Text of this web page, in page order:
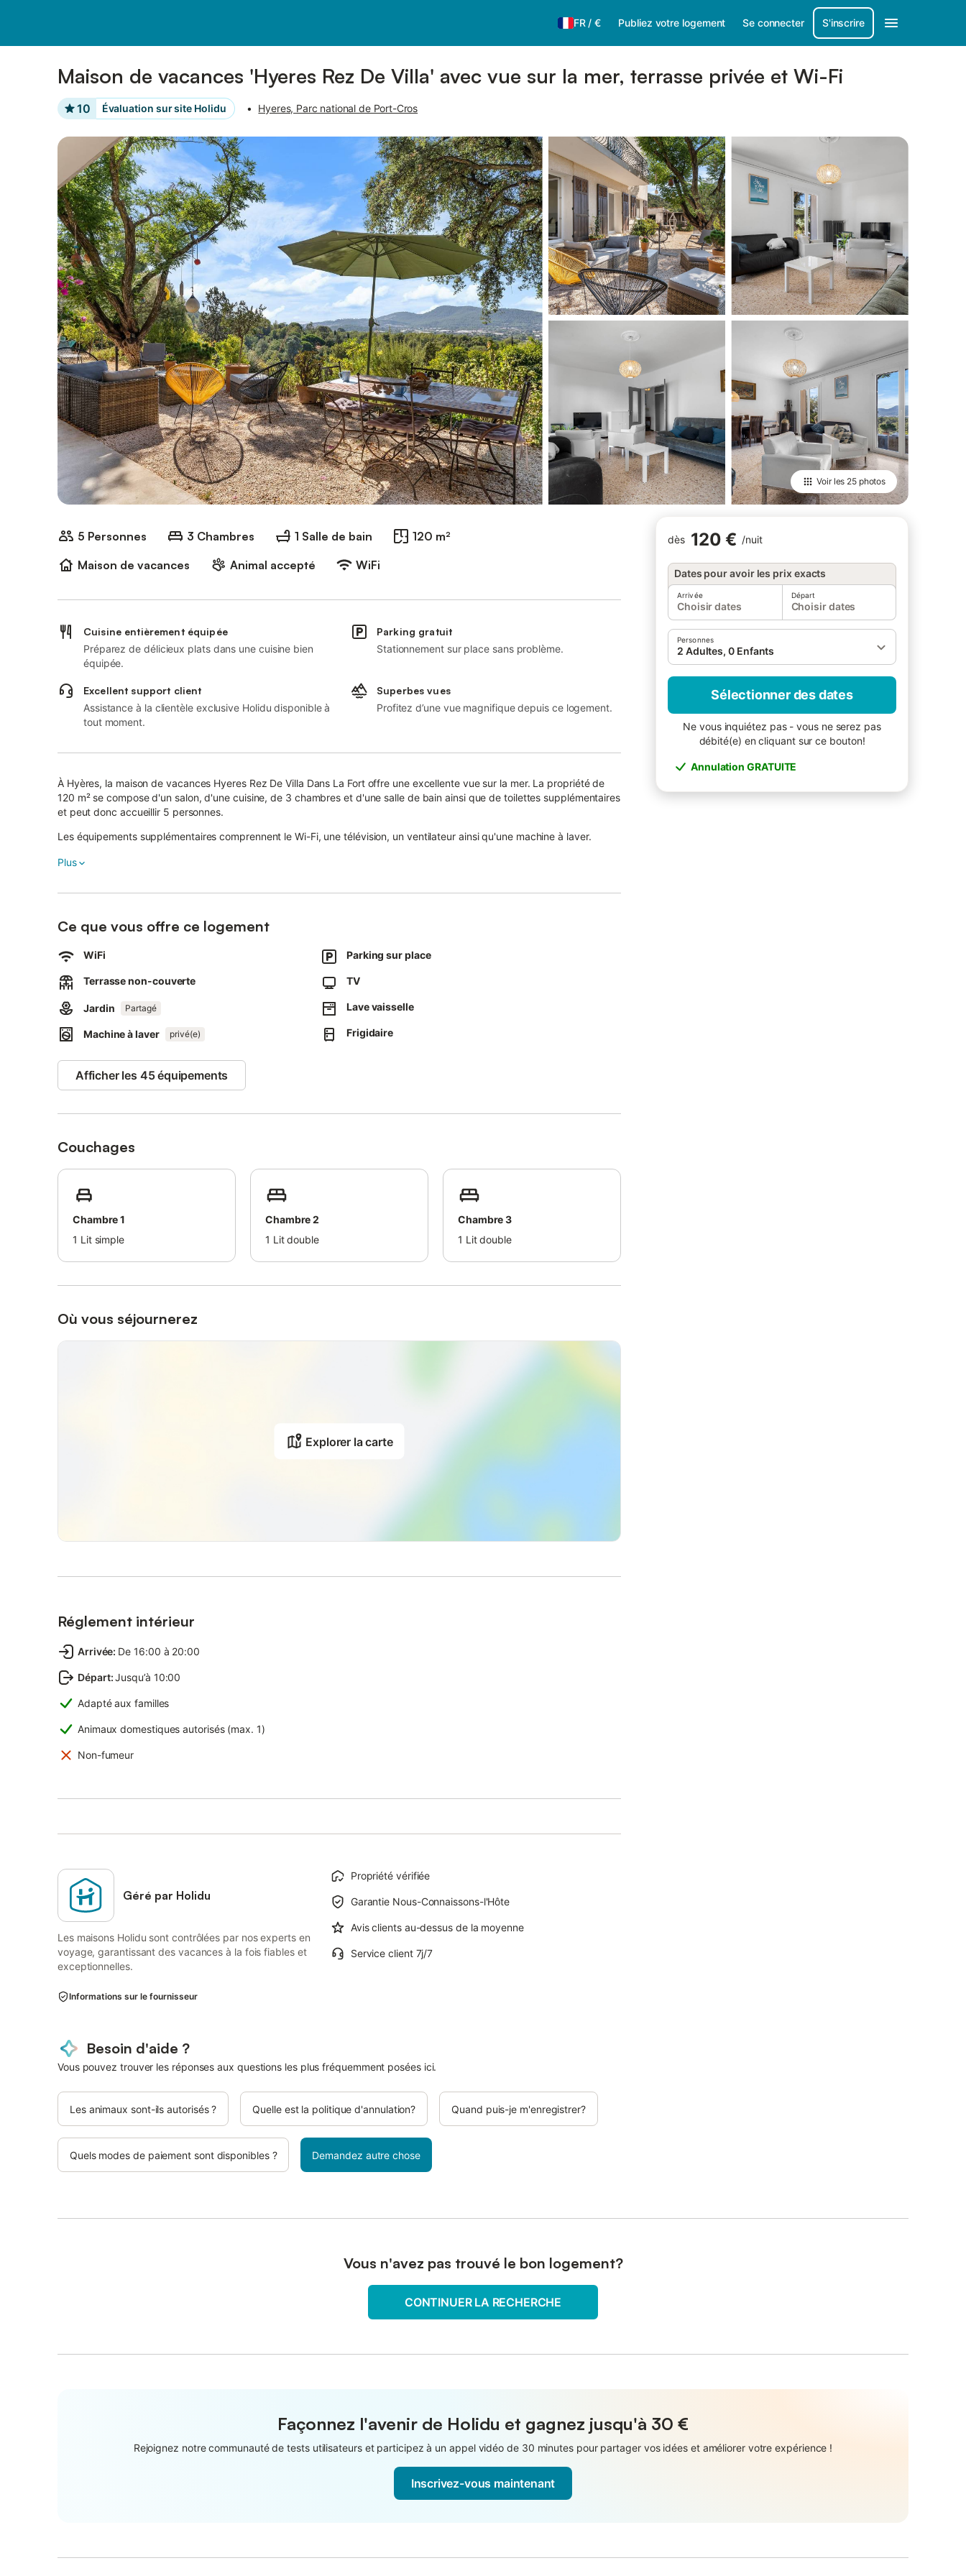
FR/€ Publiez votre logement Se connecter S'inscrire
Maison de vacances 'Hyeres Rez De Villa' avec vue sur la mer, terrasse privée et Wi-Fi
10 Évaluation sur site Holidu • Hyeres, Parc national de Port-Cros
Voir les 25 photos
5 Personnes 3 Chambres 1 Salle de bain
120 m²
Maison de vacances
Animal accepté WiFi
dès 120 € /nuit
Dates pour avoir les prix exacts
Arrivée
Choisir dates
Départ
Choisir dates
Personnes
2 Adultes, 0 Enfants
Sélectionner des dates
Ne vous inquiétez pas - vous ne serez pas
débité(e) en cliquant sur ce bouton!
Annulation GRATUITE
Cuisine entièrement équipée
Préparez de délicieux plats dans une cuisine bien
équipée.
Parking gratuit
Stationnement sur place sans problème.
Excellent support client
Assistance à la clientèle exclusive Holidu disponible à
tout moment.
Superbes vues
Profitez d’une vue magnifique depuis ce logement.
À Hyères, la maison de vacances Hyeres Rez De Villa Dans La Fort offre une excellente vue sur la mer. La propriété de
120 m² se compose d'un salon, d'une cuisine, de 3 chambres et d'une salle de bain ainsi que de toilettes supplémentaires
et peut donc accueillir 5 personnes.
Les équipements supplémentaires comprennent le Wi-Fi, une télévision, un ventilateur ainsi qu'une machine à laver.
En plus de cela, une table de ping-pong est également fournie pour votre plaisir.
Cette location de vacances dispose d'un jardin partagé pour votre détente matinale.
Dans les environs, vous trouverez une boulangerie et des supermarchés à 5 minutes en voiture.
Les plages les plus proches sont accessibles en 20 minutes.
Les animaux domestiques et les fumeurs ne sont pas autorisés.
Au calme absolu dans un cadre verdoyant, la propriété est divisée en 2 appartements.
L'hôte habite à l'étage mais garantit une intimité maximale à ses hôtes.
Plus
Ce que vous offre ce logement
WiFi Parking sur place
Terrasse non-couverte TV
Jardin Partagé Lave vaisselle
Machine à laver privé(e) Frigidaire
Afficher les 45 équipements
Couchages
Chambre 1
1 Lit simple
Chambre 2
1 Lit double
Chambre 3
1 Lit double
Où vous séjournerez
Explorer la carte
Réglement intérieur
Arrivée: De 16:00 à 20:00
Départ:Jusqu’à 10:00
Adapté aux familles
Animaux domestiques autorisés (max. 1)
Non-fumeur
Géré par Holidu
Les maisons Holidu sont contrôlées par nos experts en
voyage, garantissant des vacances à la fois fiables et
exceptionnelles.
Propriété vérifiée
Garantie Nous-Connaissons-l'Hôte
Avis clients au-dessus de la moyenne
Service client 7j/7
Informations sur le fournisseur
Besoin d'aide ?
Vous pouvez trouver les réponses aux questions les plus fréquemment posées ici.
Les animaux sont-ils autorisés ? Quelle est la politique d'annulation? Quand puis-je m'enregistrer?
Quels modes de paiement sont disponibles ? Demandez autre chose
Vous n'avez pas trouvé le bon logement?
CONTINUER LA RECHERCHE
Façonnez l'avenir de Holidu et gagnez jusqu'à 30 €
Rejoignez notre communauté de tests utilisateurs et participez à un appel vidéo de 30 minutes pour partager vos idées et améliorer votre expérience !
Inscrivez-vous maintenant